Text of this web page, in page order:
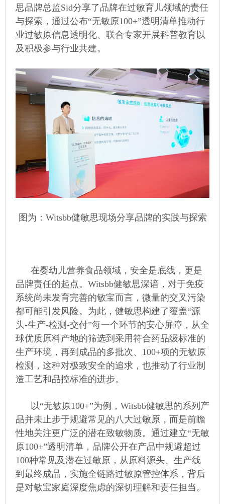
思品牌总监Sid分享了品牌在过敏育儿领域的责任
与探索，通过公布“无敏原100+”透明清单推动行
业过敏原信息透明化、联合专家开展科普教育以
及积极参与行业共建。
图为：Witsbb健敏思现场分享品牌的实践与探索
在婴幼儿营养食品领域，安全是底线，更是
品牌责任的起点。Witsbb健敏思深谙，对于免疫
系统尚未发育完善的敏宝而言，微量的交叉污染
都可能引发风险。为此，健敏思构建了覆盖“源
头-生产-检测-交付”每一个环节的安心屏障，从全
球优质原料产地的筛选到采用符合药品级标准的
生产环境，再到成品的多批次、100+项的无敏原
检测，这种对极致安全的追求，也推动了行业制
造工艺和品控标准的进步。
以“无敏原100+”为例，Witsbb健敏思的系列产
品并未止步于规避常见的八大过敏原，而是前瞻
性地关注更广泛的潜在致敏物质。通过建立“无敏
原100+”透明清单，品牌公开在产品中规避超过
100种常见及潜在过敏原，从原料源头、生产线
到最终成品，实施全链路过敏原管控体系，背后
是对敏宝家庭深度焦虑的深切理解和责任担当。